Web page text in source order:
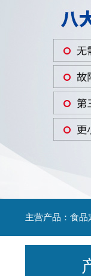
主营产品：食